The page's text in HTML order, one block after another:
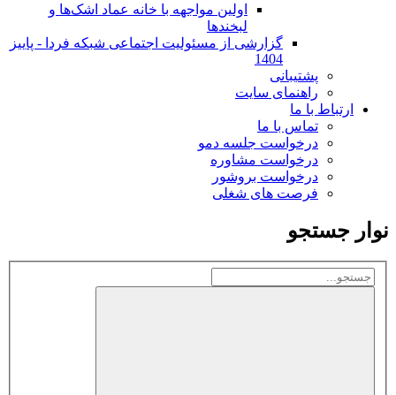
اولین مواجهه با خانه عماد اشک‌ها و
لبخندها
گزارشی از مسئولیت اجتماعی شبکه فردا - پاییز
1404
پشتیبانی
راهنمای سایت
ارتباط با ما
تماس با ما
در‌خواست جلسه دمو
درخواست مشاوره
درخواست بروشور
فرصت های شغلی
نوار جستجو